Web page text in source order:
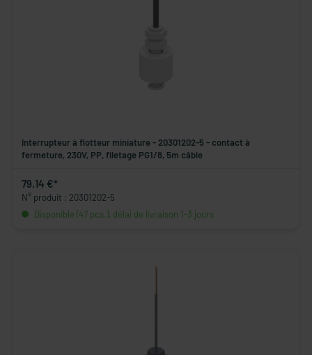
Interrupteur à flotteur miniature - 20301202-5 - contact à
fermeture, 230V, PP, filetage PG1/8, 5m câble
79,14 €*
N° produit : 20301202-5
Disponible (47 pcs.), délai de livraison 1-3 jours